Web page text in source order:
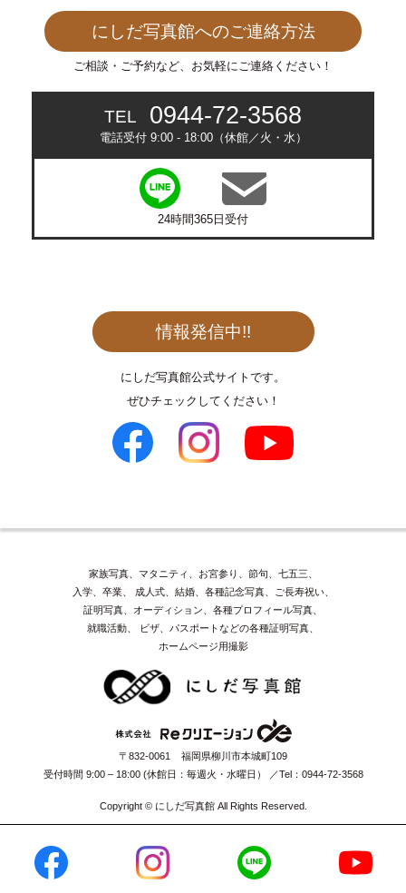
にしだ写真館へのご連絡方法
ご相談・ご予約など、お気軽にご連絡ください！
TEL 0944-72-3568
電話受付 9:00 - 18:00（休館／火・水）
24時間365日受付
情報発信中!!
にしだ写真館公式サイトです。
ぜひチェックしてください！
家族写真、マタニティ、お宮参り、節句、七五三、
入学、卒業、
成人式、結婚、各種記念写真、ご長寿祝い、
証明写真、オーディション、各種プロフィール写真、
就職活動、
ビザ、パスポートなどの各種証明写真、
ホームページ用撮影
〒832-0061 福岡県柳川市本城町109
受付時間 9:00 – 18:00 (休館日：毎週火・水曜日）
Tel：0944-72-3568
Copyright © にしだ写真館 All Rights Reserved.